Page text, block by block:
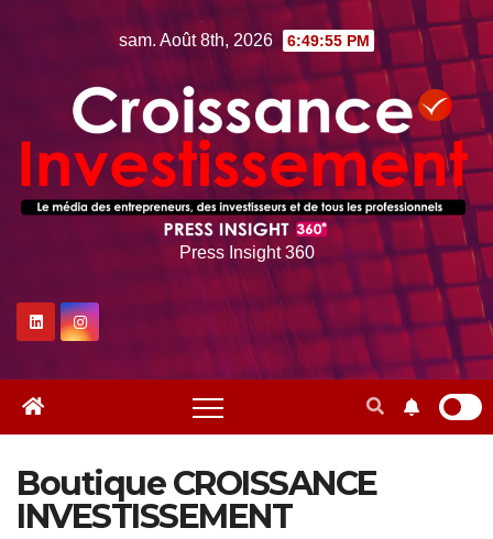
sam. Août 8th, 2026 6:49:57 PM
Press Insight 360
Boutique CROISSANCE
INVESTISSEMENT